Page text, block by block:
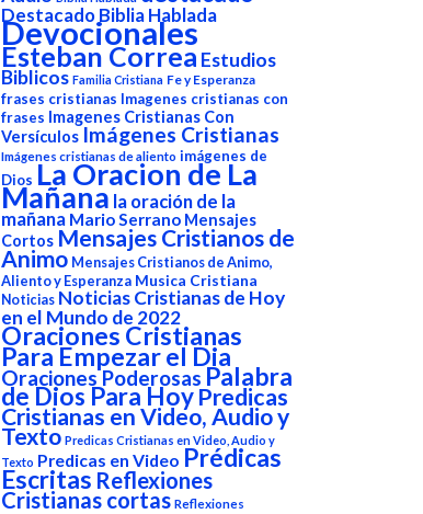
Destacado Biblia Hablada
Devocionales
Esteban Correa Estudios
Biblicos Familia Cristiana Fe y Esperanza
frases cristianas Imagenes cristianas con
frases Imagenes Cristianas Con
Versículos Imágenes Cristianas
Imágenes cristianas de aliento imágenes de
Dios La Oracion de La
Mañana la oración de la
mañana Mario Serrano Mensajes
Cortos Mensajes Cristianos de
Animo Mensajes Cristianos de Animo,
Aliento y Esperanza Musica Cristiana
Noticias Noticias Cristianas de Hoy
en el Mundo de 2022
Oraciones Cristianas
Para Empezar el Dia
Oraciones Poderosas Palabra
de Dios Para HoyPredicas
Cristianas en Video, Audio y
Texto Predicas Cristianas en Video, Audio y
Texto Predicas en Video Prédicas
Escritas Reflexiones
Cristianas cortas Reflexiones